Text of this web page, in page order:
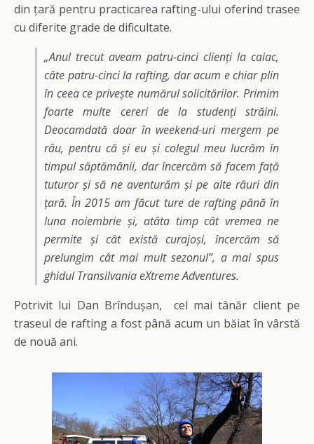
din țară pentru practicarea rafting-ului oferind trasee
cu diferite grade de dificultate.
„Anul trecut aveam patru-cinci clienți la caiac,
câte patru-cinci la rafting, dar acum e chiar plin
în ceea ce privește numărul solicitărilor. Primim
foarte multe cereri de la studenți străini.
Deocamdată doar în weekend-uri mergem pe
râu, pentru că și eu și colegul meu lucrăm în
timpul săptămânii, dar încercăm să facem față
tuturor și să ne aventurăm și pe alte râuri din
țară. În 2015 am făcut ture de rafting până în
luna noiembrie și, atâta timp cât vremea ne
permite și cât există curajoși, încercăm să
prelungim cât mai mult sezonul”, a mai spus
ghidul Transilvania eXtreme Adventures.
Potrivit lui Dan Brîndușan, cel mai tânăr client pe
traseul de rafting a fost până acum un băiat în vârstă
de nouă ani.